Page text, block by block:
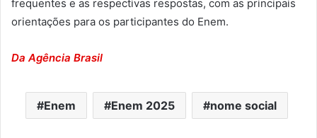
frequentes e as respectivas respostas, com as principais
orientações para os participantes do Enem.
Da Agência Brasil
Enem Enem 2025 nome social